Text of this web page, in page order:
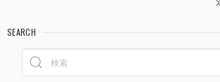
SEARCH